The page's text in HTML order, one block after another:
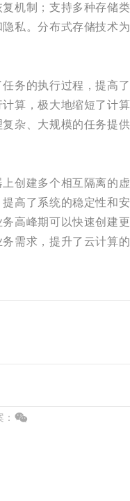
机制；支持多种存储
私。分布式存储技术
务的执行过程，提高
算，极大地缩短了计
杂、大规模的任务提
创建多个相互隔离的
高了系统的稳定性和
高峰期可以快速创建
需求，提升了云计算的